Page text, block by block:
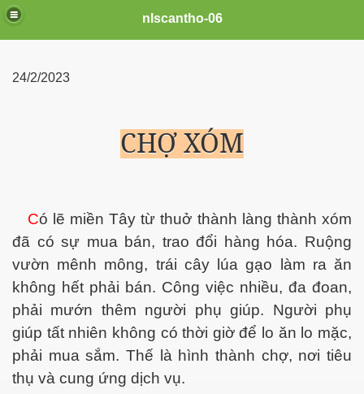
nlscantho-06
24/2/2023
CHỢ XÓM
Có lẽ miền Tây từ thuở thành làng thành xóm
đã có sự mua bán, trao đổi hàng hóa. Ruộng
vườn mênh mông, trái cây lúa gạo làm ra ăn
không hết phải bán. Công việc nhiều, đa đoan,
phải mướn thêm người phụ giúp. Người phụ
giúp tất nhiên không có thời giờ để lo ăn lo mặc,
phải mua sắm. Thế là hình thành chợ, nơi tiêu
thụ và cung ứng dịch vụ.
em